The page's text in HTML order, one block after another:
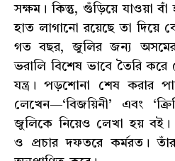
সক্ষম। কিন্তু, গুঁড়িয়ে যাওয়া
হাত লাগানো রয়েছে তা দিয়ে
গত বছর, জুলির জন্য অসমের
ভরালি বিশেষ ভাবে তৈরি করে
যন্ত্র। পড়শোনা শেষ করার
লেখেন—‘বিজয়িনী’ এবং
জুলিকে নিয়েও লেখা হয় বই।
ও প্রচার দফতরে কর্মরত।